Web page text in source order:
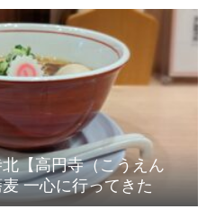
【高円寺（こうえん
一心に行ってきた